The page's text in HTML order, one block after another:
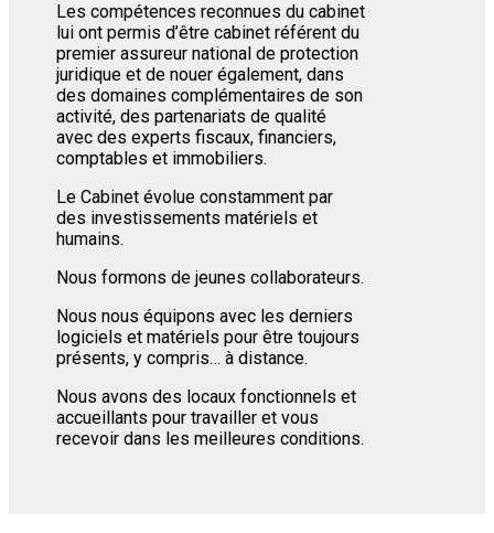
Les compétences reconnues du cabinet
lui ont permis d’être cabinet référent du
premier assureur national de protection
juridique et de nouer également, dans
des domaines complémentaires de son
activité, des partenariats de qualité
avec des experts fiscaux, financiers,
comptables et immobiliers.
Le Cabinet évolue constamment par
des investissements matériels et
humains.
Nous formons de jeunes collaborateurs.
Nous nous équipons avec les derniers
logiciels et matériels pour être toujours
présents, y compris… à distance.
Nous avons des locaux fonctionnels et
accueillants pour travailler et vous
recevoir dans les meilleures conditions.